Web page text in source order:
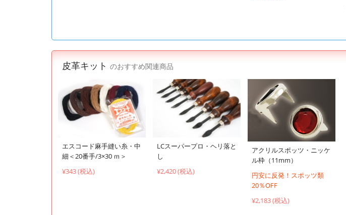
皮革キット のおすすめ関連商品
エスコード麻手縫い糸・中
細＜20番手/3×30 ｍ＞
¥343 (税込)
LCスーパープロ・ヘリ落と
し
¥2,420 (税込)
アクリルスポッツ・ニッケ
ル枠（11mm）
円安に反発！スポッツ類
20％OFF
¥2,183 (税込)